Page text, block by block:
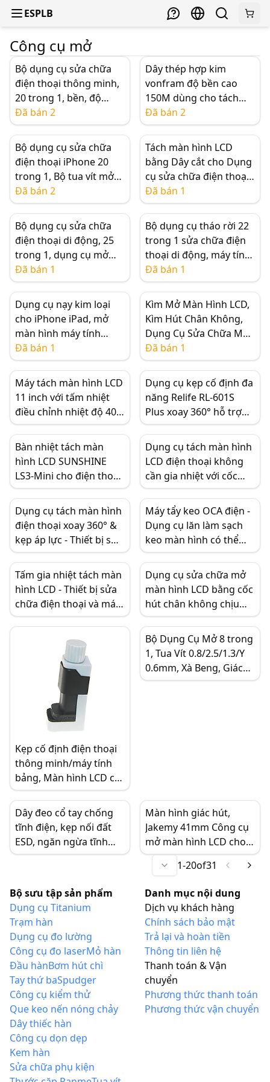
ESPLB
Công cụ mở
Bộ dụng cụ sửa chữa
điện thoại thông minh,
20 trong 1, bền, độ
chính xác cao, dễ sử
dụng
Đã bán 2
Dây thép hợp kim
vonfram độ bền cao
150M dùng cho tách
nhiệt màn hình OLED
cong/vỡ, 0.03-0.06mm
Đã bán 2
Bộ dụng cụ sửa chữa
điện thoại iPhone 20
trong 1, Bộ tua vít mở
nạy Spudger cho
iPhone 5/5s/6/6s, Máy
tính bảng, PC
Đã bán 2
Tách màn hình LCD
bằng Dây cắt cho Dụng
cụ sửa chữa điện thoại,
0.06mm/0.08mm/0.1m
m 100m (chiều dài)
Đã bán 1
Bộ dụng cụ sửa chữa
điện thoại di động, 25
trong 1, dụng cụ mở
cho điện thoại và máy
tính bảng
Đã bán 1
Bộ dụng cụ tháo rời 22
trong 1 sửa chữa điện
thoại di động, máy tính
bảng, tua vít mở, nhíp,
thanh nạy kim loại, bộ
xà beng
Đã bán 1
Dụng cụ nạy kim loại
cho iPhone iPad, mở
màn hình máy tính
bảng
Đã bán 1
Kìm Mở Màn Hình LCD,
Kìm Hút Chân Không,
Dụng Cụ Sửa Chữa Màn
Hình LCD Điện Thoại Di
Động
Đã bán 1
Máy tách màn hình LCD
11 inch với tấm nhiệt
điều chỉnh nhiệt độ 40-
120℃, thảm silicone 2
lớp, công cụ sửa chữa
hiệu quả
Dụng cụ kẹp cố định đa
năng Relife RL-601S
Plus xoay 360° hỗ trợ
tháo màn hình điện
thoại và sửa chữa mặt
lưng kính
Bàn nhiệt tách màn
hình LCD SUNSHINE
LS3-Mini cho điện thoại
di động
Dụng cụ tách màn hình
LCD điện thoại không
cần gia nhiệt với cốc
hút chịu lực
Dụng cụ tách màn hình
điện thoại xoay 360° &
kẹp áp lực - Thiết bị sửa
chữa màn hình LCD
không gây hư hại
Máy tẩy keo OCA điện -
Dụng cụ lăn làm sạch
keo màn hình có thể
sạc lại để sửa chữa điện
thoại di động
Tấm gia nhiệt tách màn
hình LCD - Thiết bị sửa
chữa điện thoại và máy
tính bảng chuyên
màn hình CP10
Dụng cụ sửa chữa mở
màn hình LCD bằng cốc
hút chân không chịu
lực đa năng - 5.5cm
(2.2in) - cho iPhone &
iPad
Kẹp cố định điện thoại
thông minh/máy tính
bảng, Màn hình LCD có
thể điều chỉnh, Kẹp
màn hình bằng
nhựa/kim loại
Bộ Dụng Cụ Mở 8 trong
1, Tua Vít 0.8/2.5/1.3/Y
0.6mm, Xà Beng, Giác
Hút - Bộ Tháo Rắp &
Dây đeo cổ tay chống
tĩnh điện, kẹp nối đất
ESD, ngăn ngừa tĩnh
điện, bảo vệ sửa chữa
Màn hình giác hút,
Jakemy 41mm Công cụ
mở màn hình LCD cho
máy tính xách tay điện
thoại di động tiện dụng
1-20of31
Bộ sưu tập sản phẩm
Dụng cụ Titanium
Trạm hàn
Dụng cụ đo lường
Công cụ đo laserMỏ hàn
Đầu hànBơm hút chì
Tay thứ baSpudger
Công cụ kiểm thử
Que keo nến nóng chảy
Dây thiếc hàn
Công cụ dọn dẹp
Kem hàn
Sửa chữa phụ kiện
Danh mục nội dung
Dịch vụ khách hàng
Chính sách bảo mật
Trả lại và hoàn tiền
Thông tin liên hệ
Thanh toán & Vận
chuyển
Phương thức thanh toán
Phương thức vận chuyển